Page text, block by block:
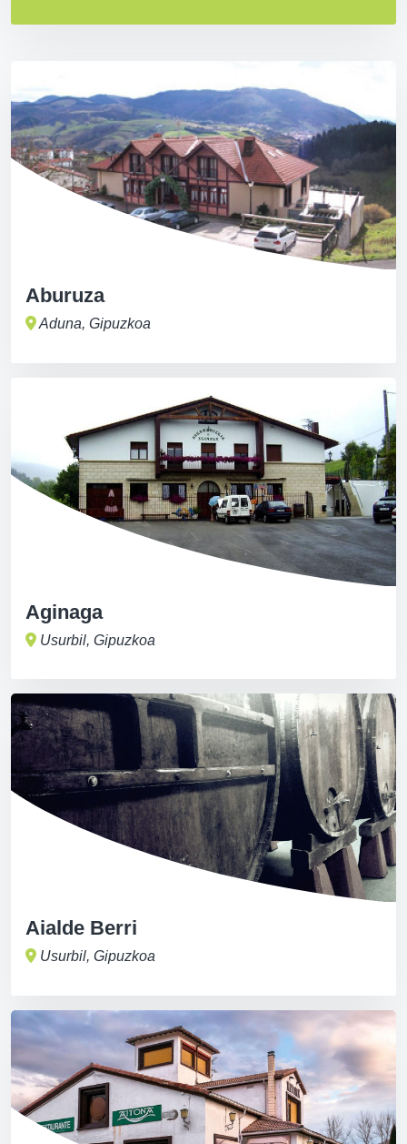
Aburuza
Aduna, Gipuzkoa
Aginaga
Usurbil, Gipuzkoa
Aialde Berri
Usurbil, Gipuzkoa